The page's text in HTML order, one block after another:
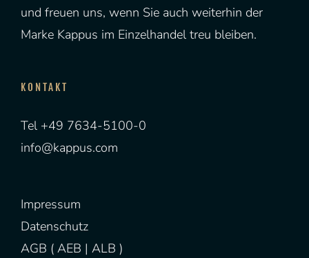
und freuen uns, wenn Sie auch weiterhin der
Marke Kappus im Einzelhandel treu bleiben.
KONTAKT
Tel +49 7634-5100-0
info@kappus.com
Impressum
Datenschutz
AGB ( AEB | ALB )